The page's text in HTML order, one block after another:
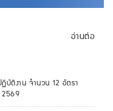
อ่านต่อ
ติงาน จำนวน 12 อัตรา
2569